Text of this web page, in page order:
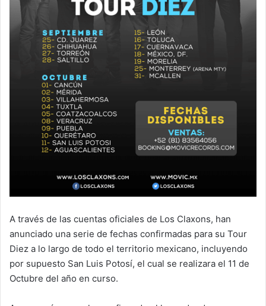
A través de las cuentas oficiales de Los Claxons, han
anunciado una serie de fechas confirmadas para su Tour
Diez a lo largo de todo el territorio mexicano, incluyendo
por supuesto San Luis Potosí, el cual se realizara el 11 de
Octubre del año en curso.